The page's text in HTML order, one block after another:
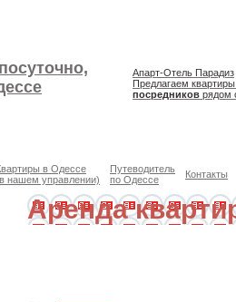
Апарт-Отель Парадиз
Предлагаем
посредников рядом
в Одессе
нашем управлении)
Путеводитель
по Одессе
Контакты
Аренда